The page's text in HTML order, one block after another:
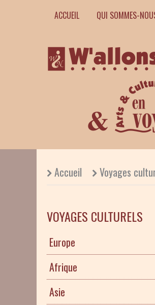
ACCUEIL QUI SOMMES-
Accueil Voyages
VOYAGES CULTURELS
Europe
Afrique
Asie